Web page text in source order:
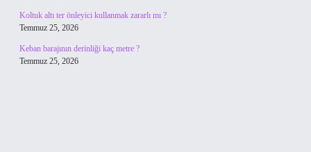
Koltuk altı ter önleyici kullanmak zararlı mı ?
Temmuz 25, 2026
Keban barajının derinliği kaç metre ?
Temmuz 25, 2026